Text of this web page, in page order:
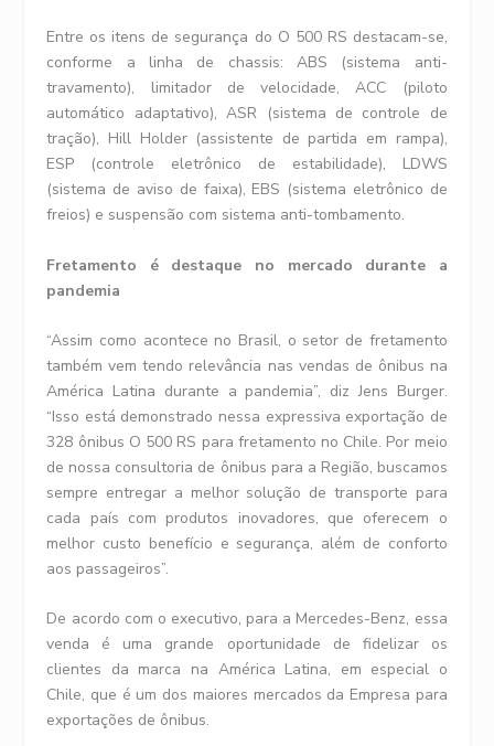
Entre os itens de segurança do O 500 RS destacam-se,
conforme a linha de chassis: ABS (sistema anti-
travamento), limitador de velocidade, ACC (piloto
automático adaptativo), ASR (sistema de controle de
tração), Hill Holder (assistente de partida em rampa),
ESP (controle eletrônico de estabilidade), LDWS
(sistema de aviso de faixa), EBS (sistema eletrônico de
freios) e suspensão com sistema anti-tombamento.
Fretamento é destaque no mercado durante a
pandemia
“Assim como acontece no Brasil, o setor de fretamento
também vem tendo relevância nas vendas de ônibus na
América Latina durante a pandemia”, diz Jens Burger.
“Isso está demonstrado nessa expressiva exportação de
328 ônibus O 500 RS para fretamento no Chile. Por meio
de nossa consultoria de ônibus para a Região, buscamos
sempre entregar a melhor solução de transporte para
cada país com produtos inovadores, que oferecem o
melhor custo benefício e segurança, além de conforto
aos passageiros”.
De acordo com o executivo, para a Mercedes-Benz, essa
venda é uma grande oportunidade de fidelizar os
clientes da marca na América Latina, em especial o
Chile, que é um dos maiores mercados da Empresa para
exportações de ônibus.